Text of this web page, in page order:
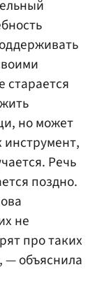
старается
но может
инструмент,
Речь
поздно.
не
про таких
— объяснила